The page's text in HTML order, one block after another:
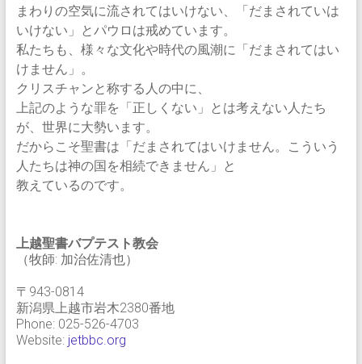
まわりの空気に流されてはいけない、「だまされていは
いけない」とパウロは戒めています。
私たちも、様々な文化や時代の風潮に「だまされてはい
けません」。
クリスチャンと称する人の中に、
上記のような罪を「正しくない」とは考えない人たち
が、世界に大勢います。
だからこそ聖書は「だまされてはいけません。こういう
人たちは神の国を相続できません」と
教えているのです。
上越聖書バプテスト教会
（牧師: 加治佐清也）
〒943-0814
新潟県上越市岩木2380番地
Phone: 025-526-4703
Website: jetbbc.org